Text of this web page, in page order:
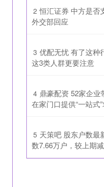
2 恒汇证券 中方是否
外交部回应
3 优配无忧 有了这种
这3类人群更要注意
4 鼎豪配资 52家企业
在家门口提供“一站式
5 天策吧 股东户数最
数7.66万户，较上期